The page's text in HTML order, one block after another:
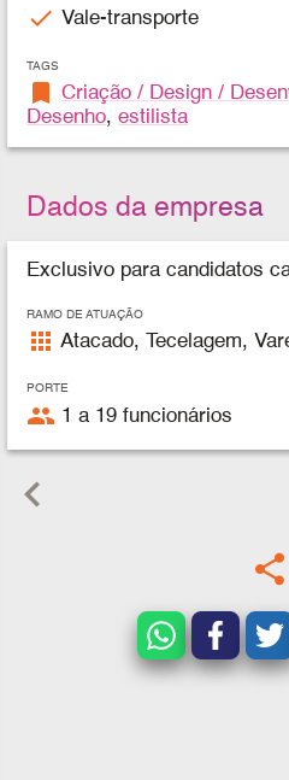
check Vale-transporte
TAGS
bookmark Criação / Design /
Desenho,estilista
Dados da empresa
Exclusivo para candidatos
RAMO DE ATUAÇÃO
apps Atacado, Tecelagem,
PORTE
people 1 a 19 funcionários
keyboard_arrow_left
share